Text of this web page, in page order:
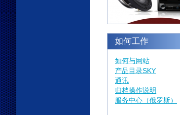
如何工作
如何与网站
产品目录SKY
通讯
归档操作说明
服务中心（俄罗斯）